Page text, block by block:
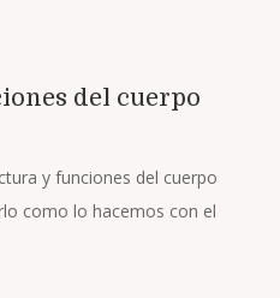
del cuerpo
y funciones del cuerpo
como lo hacemos con el